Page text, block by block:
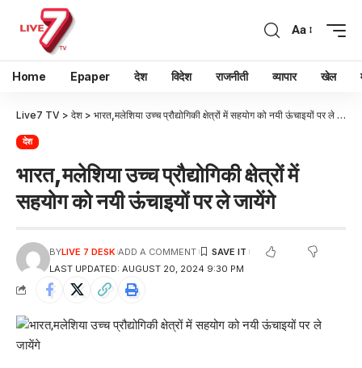
Aa
Home Epaper देश विदेश राजनीती व्यापार खेल
Live7 TV > देश > भारत,मलेशिया उच्च प्रौद्योगिकी क्षेत्रों में सहयोग को नयी ऊंचाइयों पर ले जायेंगे
देश
भारत,मलेशिया उच्च प्रौद्योगिकी क्षेत्रों में
सहयोग को नयी ऊंचाइयों पर ले जायेंगे
LAST UPDATED: AUGUST 20, 2024 9:30 PM
BYLIVE 7 DESK ADD A COMMENT